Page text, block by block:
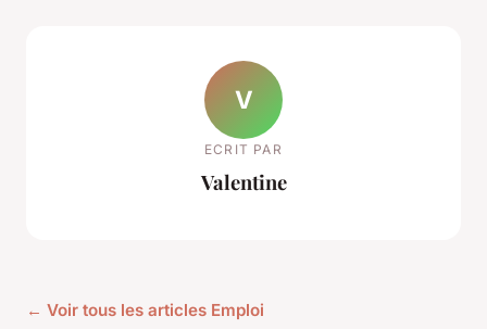
V
ECRIT PAR
Valentine
← Voir tous les articles Emploi